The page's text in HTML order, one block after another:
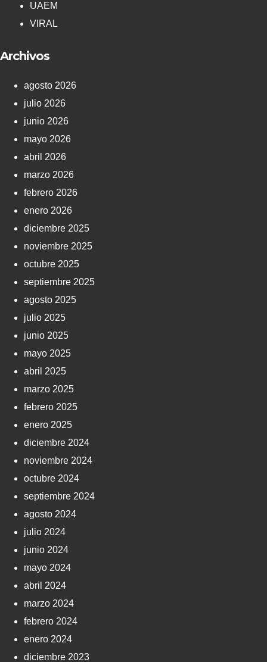
UAEM
VIRAL
Archivos
agosto 2026
julio 2026
junio 2026
mayo 2026
abril 2026
marzo 2026
febrero 2026
enero 2026
diciembre 2025
noviembre 2025
octubre 2025
septiembre 2025
agosto 2025
julio 2025
junio 2025
mayo 2025
abril 2025
marzo 2025
febrero 2025
enero 2025
diciembre 2024
noviembre 2024
octubre 2024
septiembre 2024
agosto 2024
julio 2024
junio 2024
mayo 2024
abril 2024
marzo 2024
febrero 2024
enero 2024
diciembre 2023